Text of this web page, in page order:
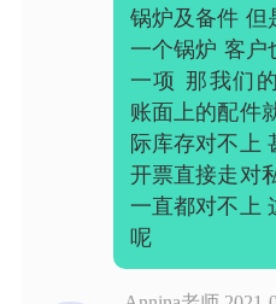
锅炉及备件 但
一个锅炉 客户
一项 那我们
账面上的配件
际库存对不上
开票直接走对
一直都对不上
呢